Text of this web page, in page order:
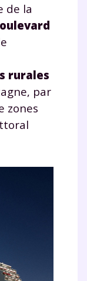
de la
rurales
par
zones